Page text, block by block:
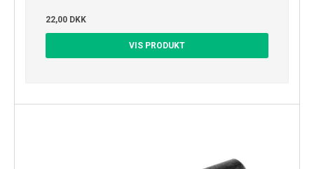
22,00 DKK
VIS PRODUKT